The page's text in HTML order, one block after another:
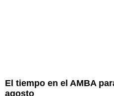
El tiempo en el AMBA
agosto